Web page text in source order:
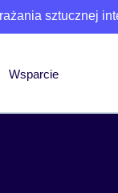
sztucznej
Wsparcie